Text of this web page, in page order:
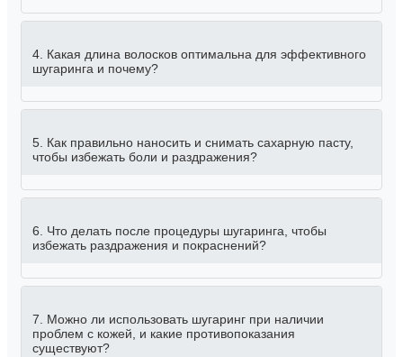
4. Какая длина волосков оптимальна для эффективного
шугаринга и почему?
5. Как правильно наносить и снимать сахарную пасту,
чтобы избежать боли и раздражения?
6. Что делать после процедуры шугаринга, чтобы
избежать раздражения и покраснений?
7. Можно ли использовать шугаринг при наличии
проблем с кожей, и какие противопоказания
существуют?